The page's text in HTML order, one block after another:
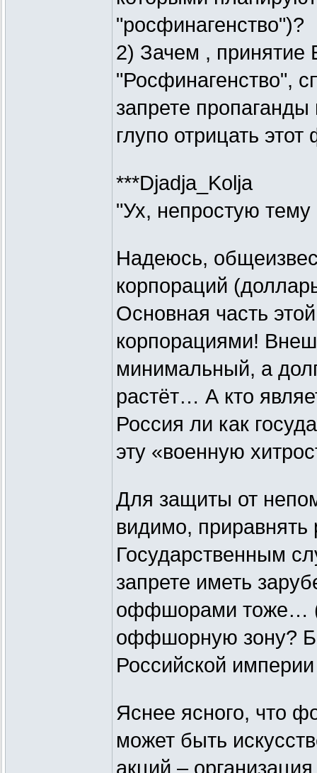
"росфинагенство")?
2) Зачем , принятие
"Росфинагенство",
запрете
глупо отрицать
***Djadja_Kolja
"Ух, непростую
Надеюсь,
корпораций
Основная часть
корпорациями!
минимальный, а
растёт… А кто
Россия ли как
эту «военную
Для защиты от
видимо, приравнять
Государственным
запрете иметь
оффшорами тоже… (
оффшорную зону?
Российской
Яснее ясного, что
может быть
акций –